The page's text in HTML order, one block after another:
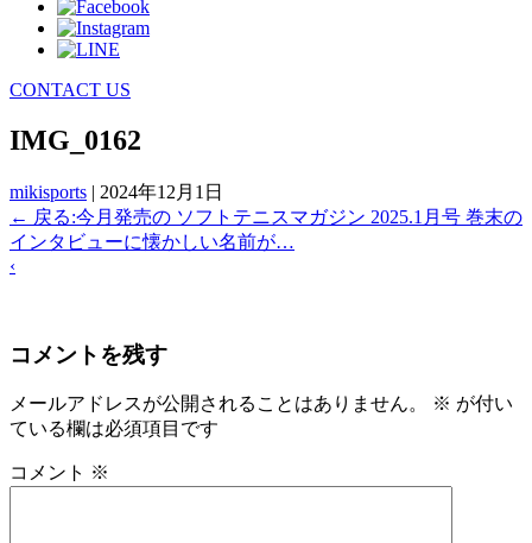
CONTACT US
IMG_0162
mikisports | 2024年12月1日
← 戻る:今月発売の ソフトテニスマガジン 2025.1月号 巻末の
インタビューに懐かしい名前が…
‹
コメントを残す
メールアドレスが公開されることはありません。 ※ が付い
ている欄は必須項目です
コメント ※